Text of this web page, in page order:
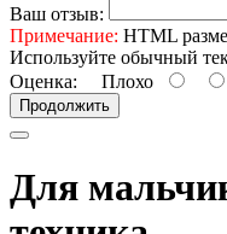
Ваш отзыв:
Примечание: HTML
Используйте обычный
Оценка: Плохо
Продолжить
Для